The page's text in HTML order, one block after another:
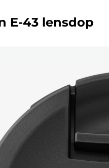
E-43 lensdop